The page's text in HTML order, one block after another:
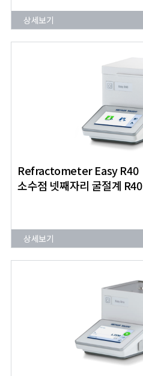
상세보기
Refractometer Easy R40
소수점 넷째자리 굴절계 R40
상세보기